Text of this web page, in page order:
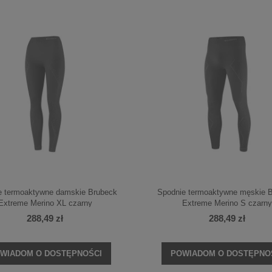
termoaktywne damskie Brubeck
Merino XL czarny
288,49 zł
O DOSTĘPNOŚCI
Spodnie termoaktywne męskie
Extreme Merino S czarny
288,49 zł
POWIADOM O